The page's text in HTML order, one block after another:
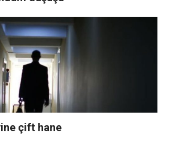
çift hane